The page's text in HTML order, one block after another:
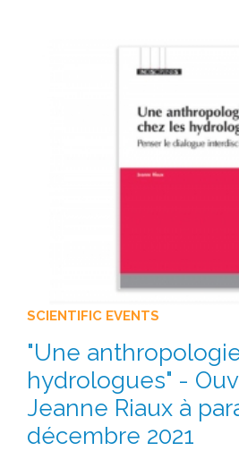
SCIENTIFIC EVENTS
"Une
hydrologues" -
Jeanne Riaux à
décembre 2021